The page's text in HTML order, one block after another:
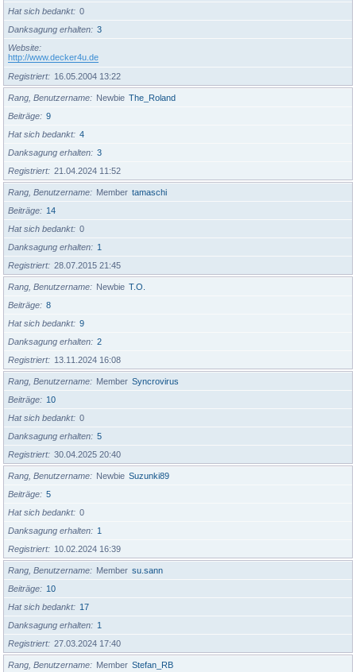
Hat sich bedankt
0
Danksagung erhalten
3
Website
http://www.decker4u.de
Registriert
16.05.2004 13:22
Rang, Benutzername Newbie The_Roland
Beiträge
9
Hat sich bedankt
4
Danksagung erhalten
3
Registriert
21.04.2024 11:52
Rang, Benutzername Member tamaschi
Beiträge
14
Hat sich bedankt
0
Danksagung erhalten
1
Registriert
28.07.2015 21:45
Rang, Benutzername Newbie T.O.
Beiträge
8
Hat sich bedankt
9
Danksagung erhalten
2
Registriert
13.11.2024 16:08
Rang, Benutzername Member Syncrovirus
Beiträge
10
Hat sich bedankt
0
Danksagung erhalten
5
Registriert
30.04.2025 20:40
Rang, Benutzername Newbie Suzunki89
Beiträge
5
Hat sich bedankt
0
Danksagung erhalten
1
Registriert
10.02.2024 16:39
Rang, Benutzername Member su.sann
Beiträge
10
Hat sich bedankt
17
Danksagung erhalten
1
Registriert
27.03.2024 17:40
Rang, Benutzername Member Stefan_RB